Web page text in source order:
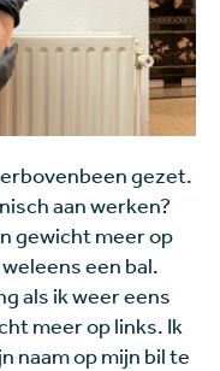
gezet.
aan werken?
gewicht meer op
een bal.
als ik weer eens
meer op links. Ik
naam op mijn bil te